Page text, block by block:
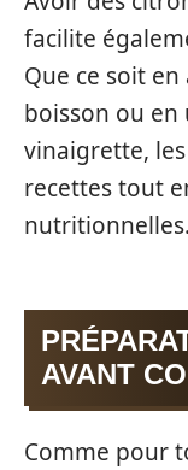
facilite
Que ce soit
boisson ou en
vinaigrette,
recettes tout
nutritionnelles.
AVANT
Comme pour